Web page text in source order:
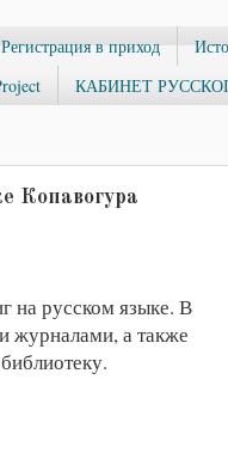
Регистрация в приход
КАБИНЕТ
Копавогура
на русском языке. В
журналами, а также